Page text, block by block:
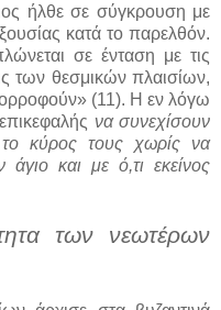
ήλθε σε σύγκρουση με
κατά το παρελθόν.
σε ένταση με τις
των θεσμικών πλαισίων,
(11). Η εν λόγω
να συνεχίσουν
το κύρος τους χωρίς να
και με ό,τι εκείνος
των νεωτέρων